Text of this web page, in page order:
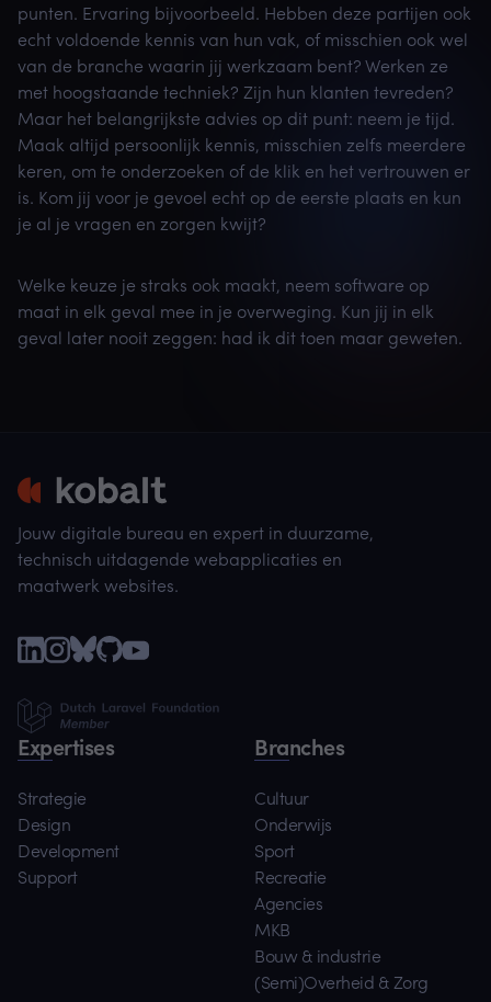
punten. Ervaring bijvoorbeeld. Hebben deze partijen ook
echt voldoende kennis van hun vak, of misschien ook wel
van de branche waarin jij werkzaam bent? Werken ze
met hoogstaande techniek? Zijn hun klanten tevreden?
Maar het belangrijkste advies op dit punt: neem je tijd.
Maak altijd persoonlijk kennis, misschien zelfs meerdere
keren, om te onderzoeken of de klik en het vertrouwen er
is. Kom jij voor je gevoel echt op de eerste plaats en kun
je al je vragen en zorgen kwijt?
Welke keuze je straks ook maakt, neem software op
maat in elk geval mee in je overweging. Kun jij in elk
geval later nooit zeggen: had ik dit toen maar geweten.
Jouw digitale bureau en expert in duurzame,
technisch uitdagende webapplicaties en
maatwerk websites.
Expertises
Strategie
Design
Development
Support
Branches
Cultuur
Onderwijs
Sport
Recreatie
Agencies
MKB
Bouw & industrie
(Semi)Overheid & Zorg